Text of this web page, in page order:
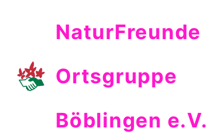
NaturFreunde
Ortsgruppe
Böblingen e.V.